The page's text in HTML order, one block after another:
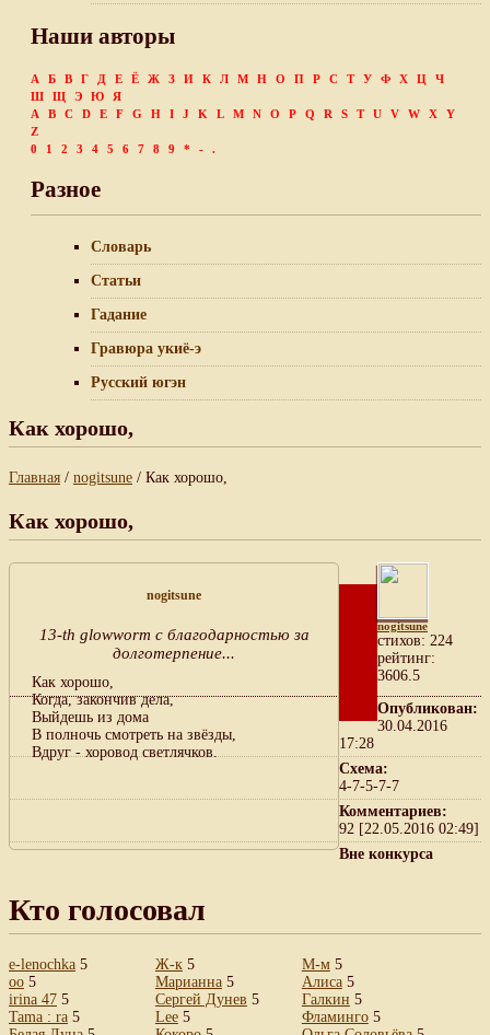
Наши авторы
А Б В Г Д Е Ё Ж З И К Л М Н О П Р С Т У Ф Х Ц
Ч
Ш
Щ Э Ю
Я
A
B C D E F G H I J K L M N O P Q R S T U V W X
Y
Z
0
1 2 3 4 5 6 7 8 9 * - .
Разное
Словарь
Статьи
Гадание
Гравюра укиё-э
Русский югэн
Как хорошо,
Главная / nogitsune / Как хорошо,
Как хорошо,
nogitsune
13-th glowworm с благодарностью за
долготерпение...
Как хорошо,
Когда, закончив дела,
Выйдешь из дома
В полночь смотреть на звёзды,
Вдруг - хоровод светлячков.
nogitsune
cтихов: 224
рейтинг:
3606.5
Опубликован:
30.04.2016
17:28
Схема:
4-7-5-7-7
Комментариев:
92 [22.05.2016 02:49]
Вне конкурса
Кто голосовал
e-lenochka 5
oo 5
irina 47 5
Tama : ra 5
Ж-к5
Марианна5
Сергей Дунев 5
Lee5
М-м5
Алиса5
Галкин 5
Фламинго5